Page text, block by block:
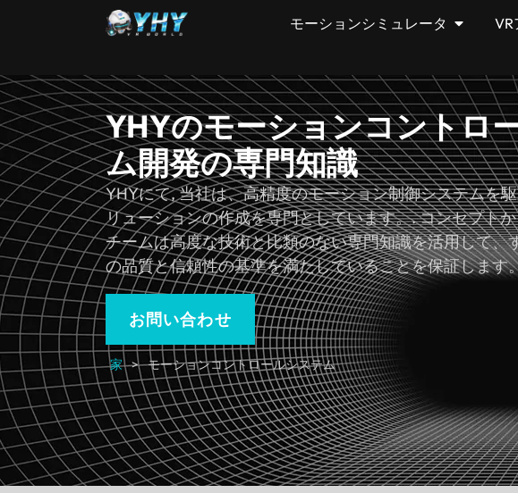
モーションシミュレータ VR
YHYのモーションコントロ
ム開発の専門知識
YHYにて, 当社は、高精度のモーション制御システムを
リューションの作成を専門としています。. コンセプト
チームは高度な技術と比類のない専門知識を活用して、
の品質と信頼性の基準を満たしていることを保証します
お問い合わせ
家 > モーションコントロールシステム